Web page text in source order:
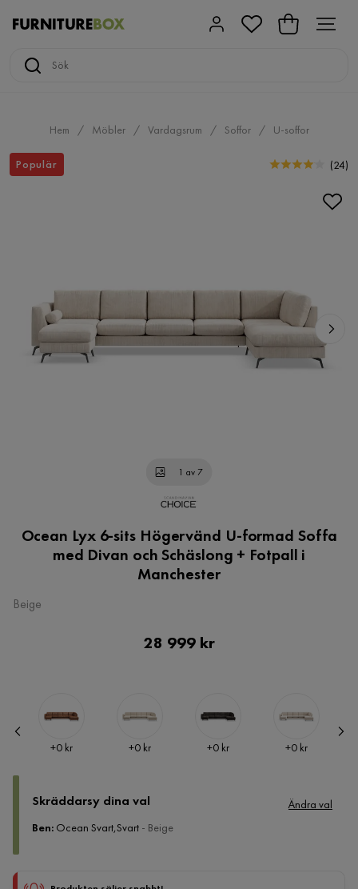
Hem Möbler Vardagsrum Soffor U-soffor
Populär (24)
1 av 7
Ocean Lyx 6-sits Högervänd U-formad Soffa
med Divan och Schäslong + Fotpall i
Manchester
Beige
Pris
28 999 kr
Pris
+0 kr Pris
+0 kr Pris
+0 kr Pris
+0 kr
Skräddarsy dina val
Ändra val
Ben: Ocean Svart,Svart - Beige